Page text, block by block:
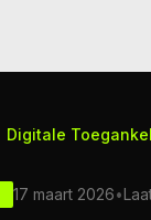
Digitale
17 maart 2026•